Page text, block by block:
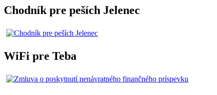
Chodník pre peších Jelenec
WiFi pre Teba